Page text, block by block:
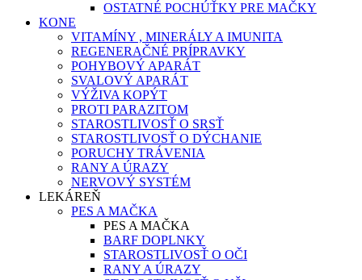
OSTATNÉ POCHÚŤKY PRE MAČKY
KONE
VITAMÍNY , MINERÁLY A IMUNITA
REGENERAČNÉ PRÍPRAVKY
POHYBOVÝ APARÁT
SVALOVÝ APARÁT
VÝŽIVA KOPÝT
PROTI PARAZITOM
STAROSTLIVOSŤ O SRSŤ
STAROSTLIVOSŤ O DÝCHANIE
PORUCHY TRÁVENIA
RANY A ÚRAZY
NERVOVÝ SYSTÉM
LEKÁREŇ
PES A MAČKA
PES A MAČKA
BARF DOPLNKY
STAROSTLIVOSŤ O OČI
RANY A ÚRAZY